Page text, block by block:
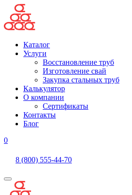
Каталог
Услуги
Восстановление труб
Изготовление свай
Закупка стальных труб
Калькулятор
О компании
Сертификаты
Контакты
Блог
0
8 (800) 555-44-70